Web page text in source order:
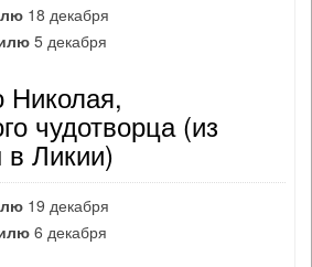
18 декабря
5 декабря
Николая,
чудотворца (из
Ликии)
19 декабря
6 декабря